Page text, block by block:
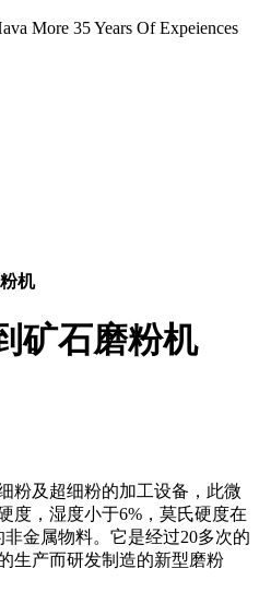
More 35 Years Of Expeiences
机
矿石磨粉机
粉及超细粉的加工设备，此微
度，湿度小于6%，莫氏硬度在
金属物料。它是经过20多次的
生产而研发制造的新型磨粉